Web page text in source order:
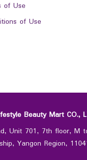
of Use
of Use
Beauty Mart CO.,
Unit 701, 7th floor, M
Yangon Region,